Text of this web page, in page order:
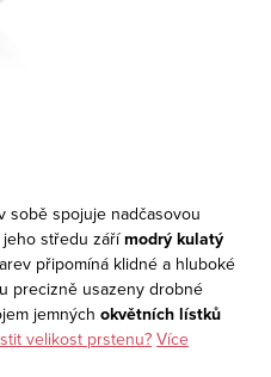
sobě spojuje nadčasovou
středu zářímodrý kulatý
připomíná klidné a hluboké
precizně usazeny drobné
jemných okvětních lístků
velikost prstenu? Více